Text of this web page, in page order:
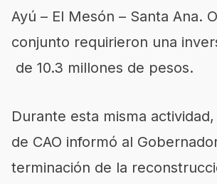
Ayú – El Mesón – Santa Ana.
conjunto requirieron una
de 10.3 millones de pesos.
Durante esta misma
de CAO informó al
terminación de la